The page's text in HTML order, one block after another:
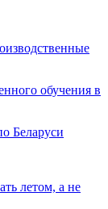
обучения в
Беларуси
летом, а не